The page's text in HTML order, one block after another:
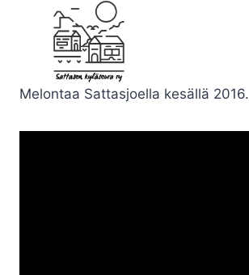
sisältöön
Melontaa Sattasjoella kesällä 2016.